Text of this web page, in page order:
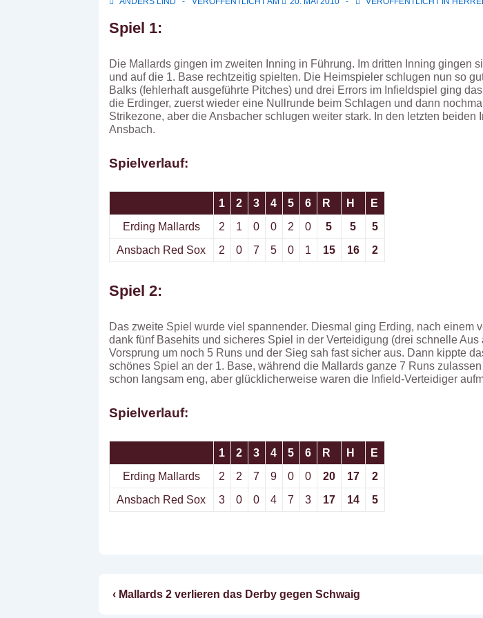
Spiel 1:
Die Mallards gingen im zweiten Inning in Führung. Im dritten Inning
und auf die 1. Base rechtzeitig spielten. Die Heimspieler schlugen nun so
Balks (fehlerhaft ausgeführte Pitches) und drei Errors im Infieldspiel ging
die Erdinger, zuerst wieder eine Nullrunde beim Schlagen und dann
Strikezone, aber die Ansbacher schlugen weiter stark. In den letzten
Ansbach.
Spielverlauf:
1 2 3 4 5 6 R H
E
Erding Mallards
2 1 0 0 2 0 5 5
5
Ansbach Red Sox
2 0 7 5 0 1 15 16 2
Spiel 2:
Das zweite Spiel wurde viel spannender. Diesmal ging Erding, nach einem
dank fünf Basehits und sicheres Spiel in der Verteidigung (drei schnelle
Vorsprung um noch 5 Runs und der Sieg sah fast sicher aus. Dann kippte
schönes Spiel an der 1. Base, während die Mallards ganze 7 Runs
schon langsam eng, aber glücklicherweise waren die Infield-Verteidiger
Spielverlauf:
1 2 3 4 5 6 R H
E
Erding Mallards
2 2 7 9 0 0 20 17
2
Ansbach Red Sox
3 0 0 4 7 3 17 14 5
Beitragsnavigation
Vorheriger
‹ Mallards 2 verlieren das Derby gegen Schwaig